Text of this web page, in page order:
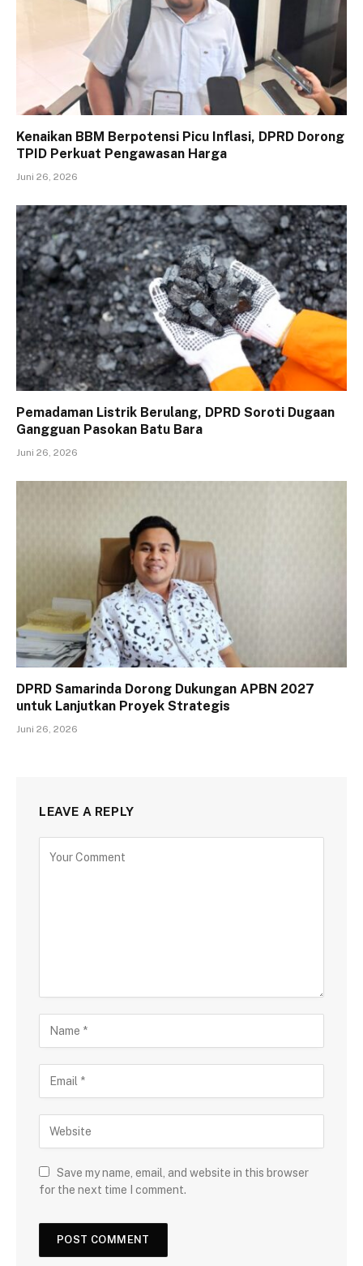
Kenaikan BBM Berpotensi Picu Inflasi, DPRD Dorong
TPID Perkuat Pengawasan Harga
Juni 26, 2026
Pemadaman Listrik Berulang, DPRD Soroti Dugaan
Gangguan Pasokan Batu Bara
Juni 26, 2026
DPRD Samarinda Dorong Dukungan APBN 2027
untuk Lanjutkan Proyek Strategis
Juni 26, 2026
LEAVE A REPLY
Save my name, email, and website in this browser
for the next time I comment.